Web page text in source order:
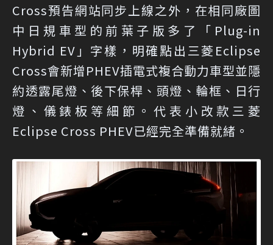
Cross預告網站同步上線之外，在相同廠圖
中日規車型的前葉子版多了「Plug-in
Hybrid EV」字樣，明確點出三菱Eclipse
Cross會新增PHEV插電式複合動力車型並隱
約透露尾燈、後下保桿、頭燈、輪框、日行
燈、儀錶板等細節。代表小改款三菱
Eclipse Cross PHEV已經完全準備就緒。